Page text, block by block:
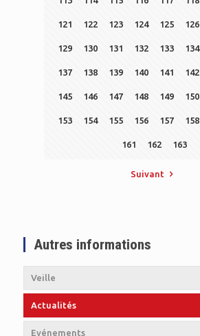
121 122 123 124 125 126
129 130 131 132 133 134
137 138 139 140 141 142
145 146 147 148 149 150
153 154 155 156 157 158
161 162 163
Suivant
Autres informations
Veille
Actualités
Evénements